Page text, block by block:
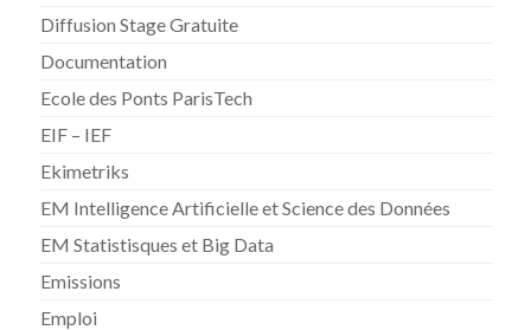
Diffusion Stage Gratuite
Documentation
Ecole des Ponts ParisTech
EIF – IEF
Ekimetriks
EM Intelligence Artificielle et Science des Données
EM Statistisques et Big Data
Emissions
Emploi